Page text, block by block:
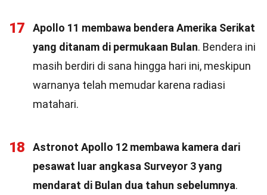
17
Apollo 11 membawa bendera Amerika Serikat
yang ditanam di permukaan Bulan. Bendera ini
masih berdiri di sana hingga hari ini, meskipun
warnanya telah memudar karena radiasi
matahari.
18
Astronot Apollo 12 membawa kamera dari
pesawat luar angkasa Surveyor 3 yang
mendarat di Bulan dua tahun sebelumnya.